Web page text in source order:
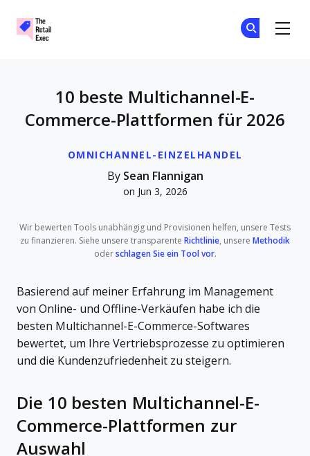
OMNICHANNEL-EINZELHANDEL
10 beste Multichannel-E-
Commerce-Plattformen für 2026
By Sean Flannigan
on Jun 3, 2026
Wir bewerten Tools unabhängig und Provisionen helfen, unsere Tests
zu finanzieren. Siehe unsere transparente Richtlinie, unsere Methodik
oder schlagen Sie ein Tool vor.
Basierend auf meiner Erfahrung im Management
von Online- und Offline-Verkäufen habe ich die
besten Multichannel-E-Commerce-Softwares
bewertet, um Ihre Vertriebsprozesse zu optimieren
und die Kundenzufriedenheit zu steigern.
Die 10 besten Multichannel-E-
Commerce-Plattformen zur
Auswahl